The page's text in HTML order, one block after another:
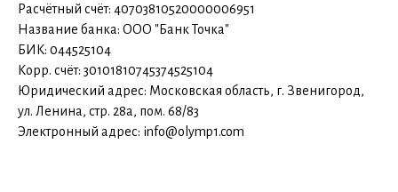
Расчётный счёт: 40703810520000006951
Название банка: ООО "Банк Точка"
БИК: 044525104
Корр. счёт: 30101810745374525104
Юридический адрес: Московская область, г. Звенигород,
ул. Ленина, стр. 28а, пом. 68/83
Электронный адрес: info@olymp1.com